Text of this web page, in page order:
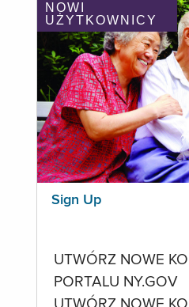
NOWI
UŻYTKOWNICY
Sign Up
UTWÓRZ NOWE
PORTALU NY.GOV